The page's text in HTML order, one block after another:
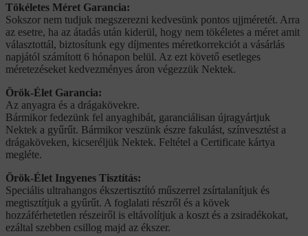
Tökéletes Méret Garancia:
Sokszor nem tudjuk megszerezni kedvesünk pontos ujjméretét. Arra
az esetre, ha az átadás után kiderül, hogy nem tökéletes a méret amit
választottál, biztosítunk egy díjmentes méretkorrekciót a vásárlás
napjától számított 6 hónapon belül. Az ezt követő esetleges
méretezéseket kedvezményes áron végezzük Nektek.
Örök-Élet Garancia:
Az anyagra és a drágakövekre.
Bármikor fedezünk fel anyaghibát, garanciálisan újragyártjuk
Nektek a gyűrűt. Bármikor veszünk észre fakulást, színvesztést a
drágaköveken, kicseréljük Nektek. Feltétel a Certificate kártya
megléte.
Örök-Élet Ingyenes Tisztítás:
Speciális ultrahangos ékszertisztító műszerrel zsírtalanítjuk és
megtisztítjuk a gyűrűt. A foglalati részről és a kövek
hozzáférhetetlen részeiről is eltávolítjuk a koszt és a zsiradékokat,
ezáltal szebben csillog majd az ékszer.